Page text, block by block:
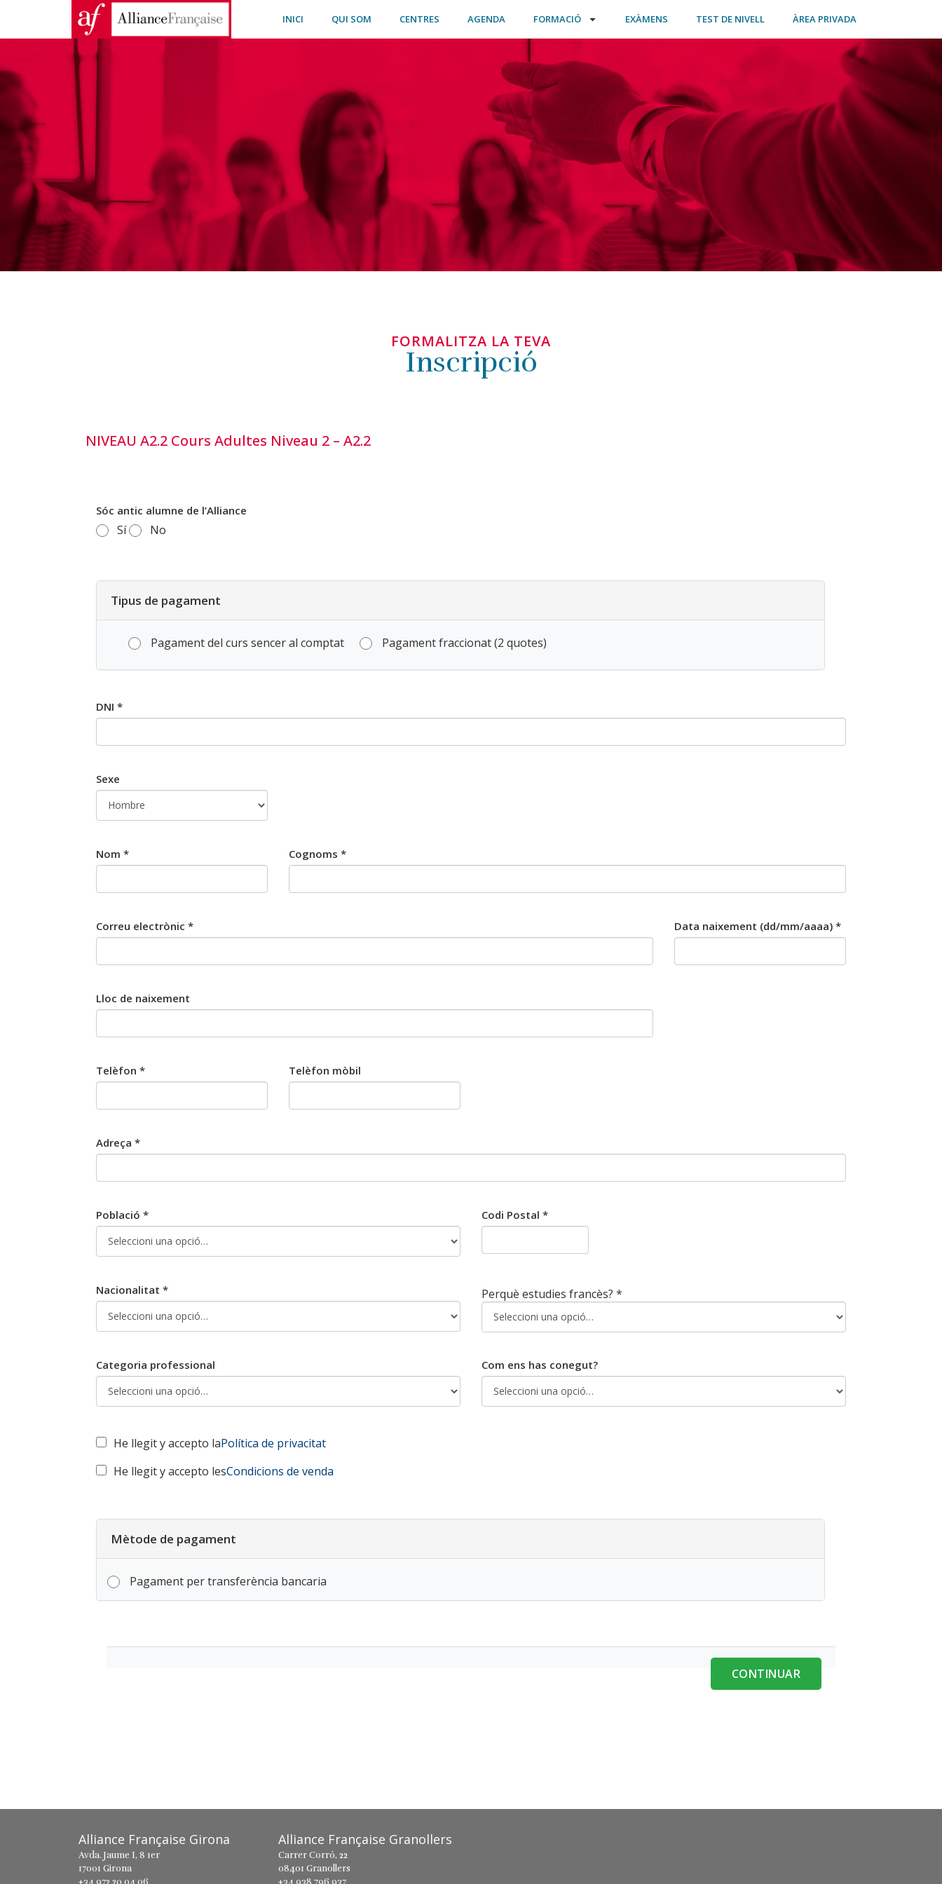
INICI QUI SOM CENTRES AGENDA FORMACIÓ EXÀMENS TEST DE NIVELL ÀREA PRIVADA
FORMALITZA LA TEVA
Inscripció
NIVEAU A2.2 Cours Adultes Niveau 2 – A2.2
Sóc antic alumne de l’Alliance
Sí No
Tipus de pagament
Pagament del curs sencer al comptat Pagament fraccionat (2 quotes)
DNI *
Sexe
Nom * Cognoms *
Correu electrònic * Data naixement (dd/mm/aaaa) *
Lloc de naixement
Telèfon * Telèfon mòbil
Adreça *
Població * Codi Postal *
Nacionalitat * Perquè estudies francès? *
Categoria professional Com ens has conegut?
He llegit y accepto laPolítica de privacitat
He llegit y accepto lesCondicions de venda
Mètode de pagament
Pagament per transferència bancaria
CONTINUAR
Alliance Française Girona
Avda. Jaume I, 8 1er
17001 Girona
+34 972 20 04 06
Alliance Française Granollers
Carrer Corró, 22
08401 Granollers
+34 938 796 937